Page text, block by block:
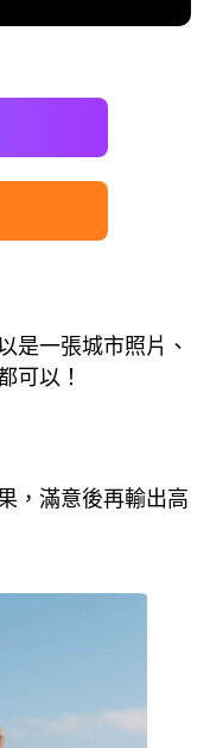
是一張城市照片、
可以！
，滿意後再輸出高